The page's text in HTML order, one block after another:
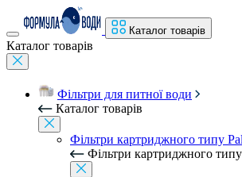
Каталог товарів
Каталог товарів
Фільтри для питної води
Каталог товарів
Фільтри картриджного типу
Фільтри картриджного